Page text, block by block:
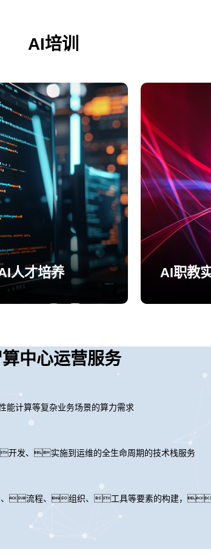
AI培训
人才培养 AI职教
中心运营服务
计算等复杂业务场景的算力需求
开发、实施到运维的全生命周期的技术栈服务
流程、组织、工具等要素的构建，